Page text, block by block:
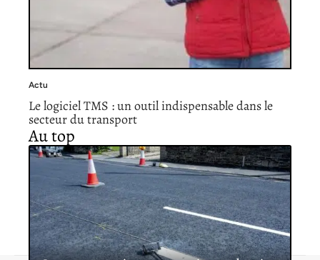
Actu
Le logiciel TMS : un outil indispensable dans le
secteur du transport
Au top